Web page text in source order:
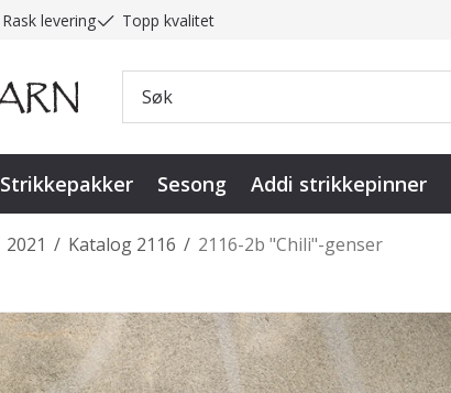
Rask levering Topp kvalitet
Strikkepakker Sesong Addi strikkepinner
/
2021 /
Katalog 2116 2116-2b "Chili"-genser